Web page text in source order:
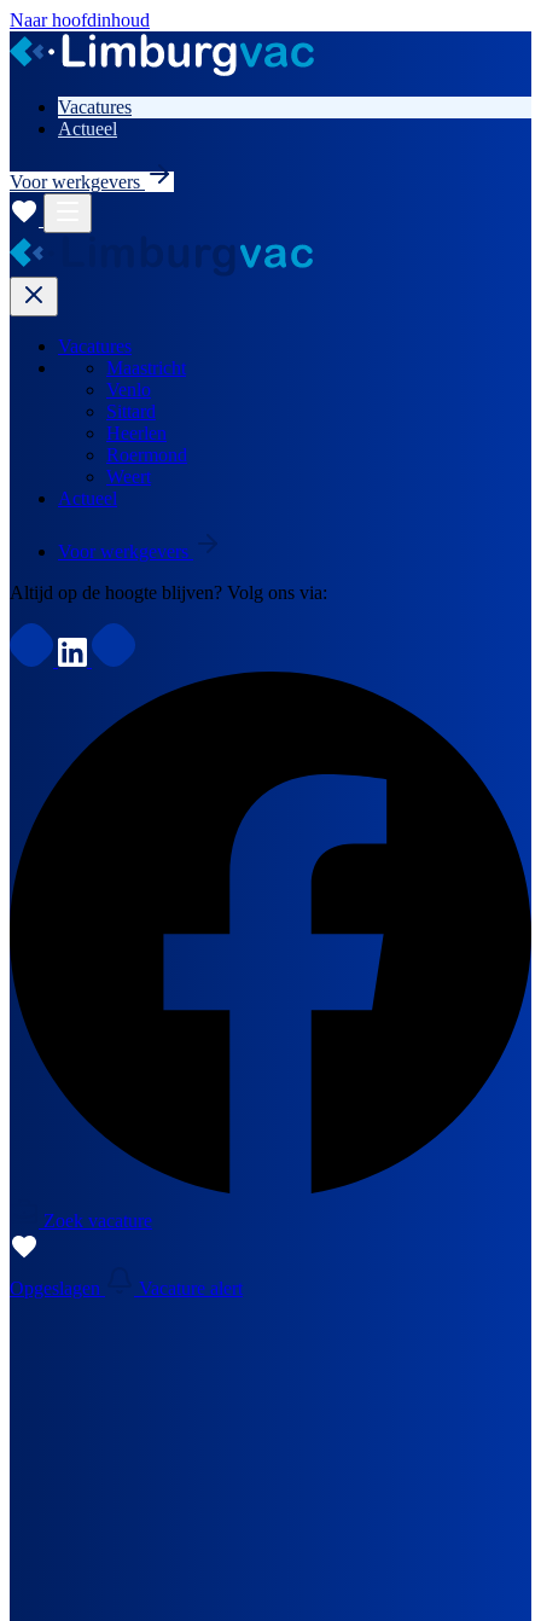
Naar hoofdinhoud
Vacatures
Actueel
Voor werkgevers
Vacatures
Maastricht
Venlo
Sittard
Heerlen
Roermond
Weert
Actueel
Voor werkgevers
Altijd op de hoogte blijven? Volg ons via:
Zoek vacature
Opgeslagen Vacature alert